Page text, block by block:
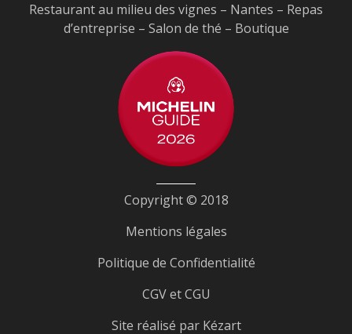
Restaurant au milieu des vignes – Nantes – Repas
d’entreprise – Salon de thé – Boutique
Copyright © 2018
Mentions légales
Politique de Confidentialité
CGV et CGU
Site réalisé par Kézart